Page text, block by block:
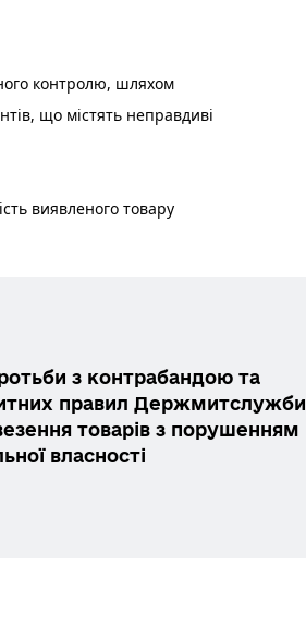
контролю, шляхом
що містять неправдиві
виявленого товару
з контрабандою та
правил Держмитслужби
товарів з порушенням
власності